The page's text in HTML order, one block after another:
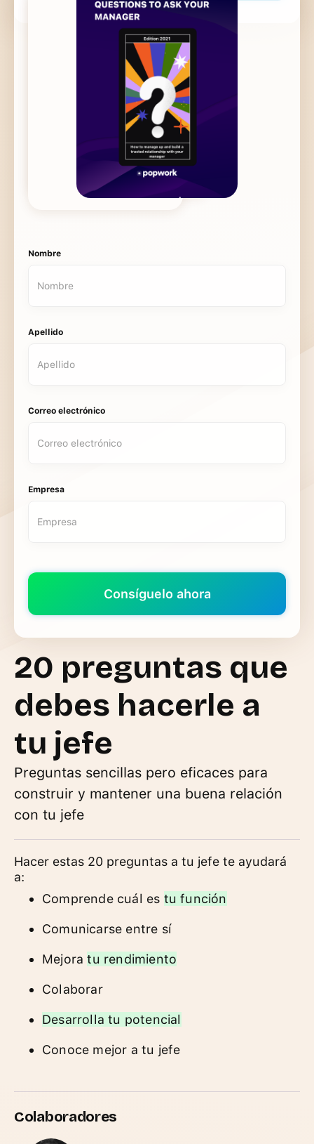
20 preguntas que
debes hacerle a
tu jefe
Preguntas sencillas pero eficaces para
construir y mantener una buena relación
con tu jefe
Hacer estas 20 preguntas a tu jefe te ayudará
a:
Comprende cuál es tu función
Comunicarse entre sí
Mejoratu rendimiento
Colaborar
Desarrolla tu potencial
Conoce mejor a tu jefe
Colaboradores
Nombre
Apellido
Correo electrónico
Empresa